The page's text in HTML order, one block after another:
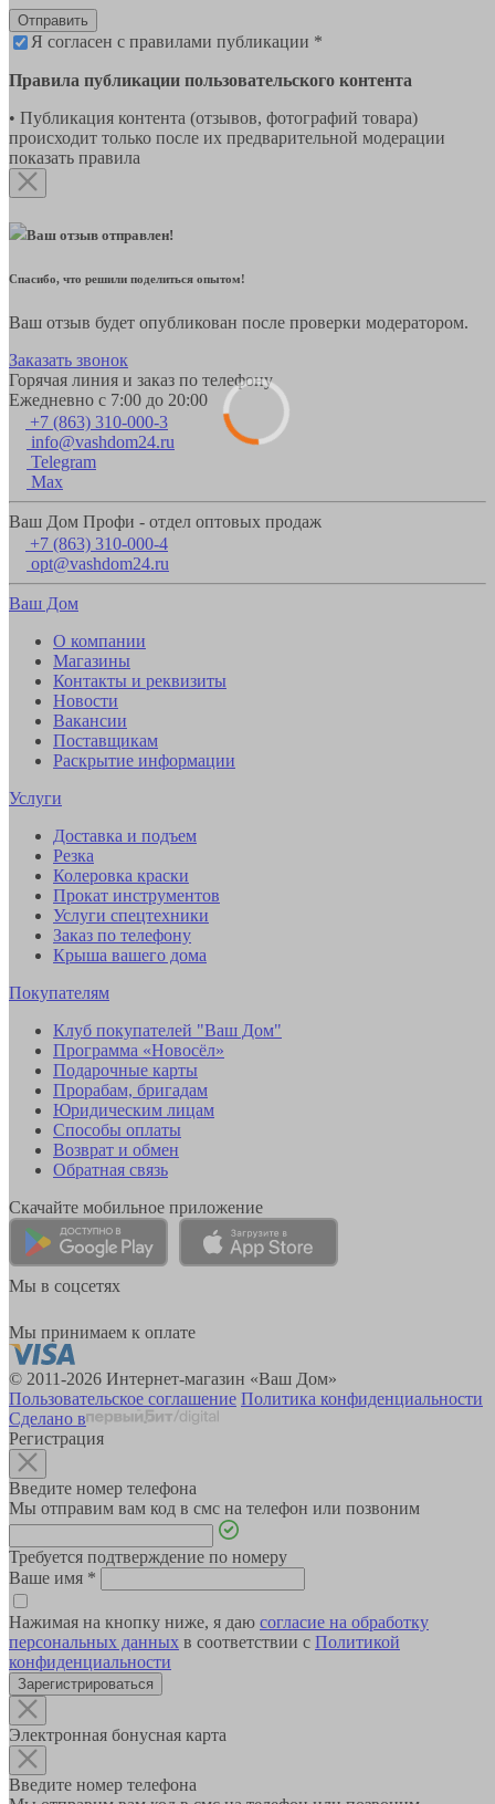
Отправить
Я согласен с правилами публикации *
Правила публикации пользовательского контента
• Публикация контента (отзывов, фотографий товара)
происходит только после их предварительной модерации
показать правила
Ваш отзыв отправлен!
Спасибо, что решили поделиться опытом!
Ваш отзыв будет опубликован после проверки модератором.
Заказать звонок
Горячая линия и заказ по телефону
Ежедневно с 7:00 до 20:00
+7 (863) 310-000-3
info@vashdom24.ru
Telegram
Max
Ваш Дом Профи - отдел оптовых продаж
+7 (863) 310-000-4
opt@vashdom24.ru
Ваш Дом
О компании
Магазины
Контакты и реквизиты
Новости
Вакансии
Поставщикам
Раскрытие информации
Услуги
Доставка и подъем
Резка
Колеровка краски
Прокат инструментов
Услуги спецтехники
Заказ по телефону
Крыша вашего дома
Покупателям
Клуб покупателей "Ваш Дом"
Программа «Новосёл»
Подарочные карты
Прорабам, бригадам
Юридическим лицам
Способы оплаты
Возврат и обмен
Обратная связь
Скачайте мобильное приложение
Мы в соцсетях
Мы принимаем к оплате
© 2011-2026 Интернет-магазин «Ваш Дом»
Пользовательское соглашение Политика конфиденциальности
Сделано в
Регистрация
Введите номер телефона
Мы отправим вам код в смс на телефон или позвоним
Требуется подтверждение по номеру
Ваше имя *
Нажимая на кнопку ниже, я даю согласие на обработку
персональных данных в соответствии с Политикой
конфиденциальности
Зарегистрироваться
Электронная бонусная карта
Введите номер телефона